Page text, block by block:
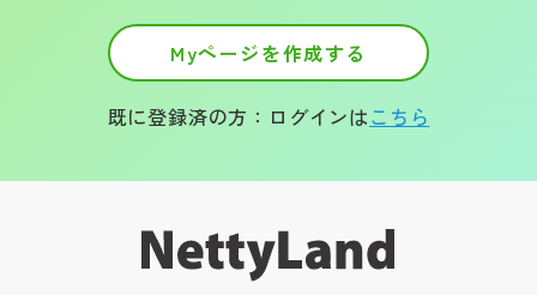
Myページを作成する
既に登録済の方：ログインはこちら